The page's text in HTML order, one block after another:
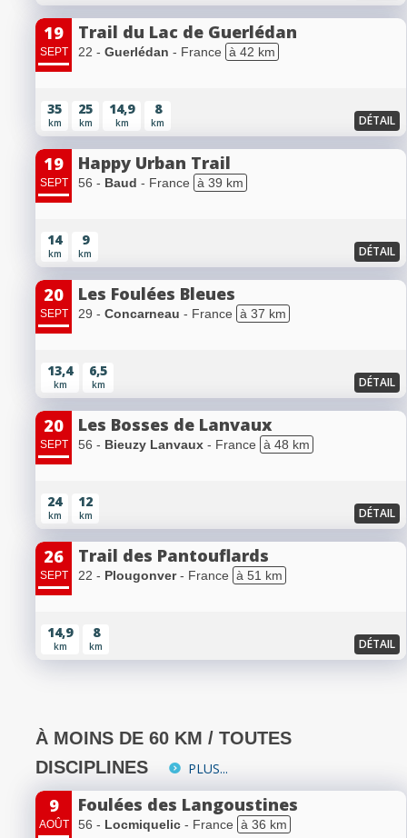
19
SEPT
Trail du Lac de Guerlédan
22 - Guerlédan - France à 42 km
35
km
25
km
14,9
km
8
km DÉTAIL
19
SEPT
Happy Urban Trail
56 - Baud - France à 39 km
14
km
9
km DÉTAIL
20
SEPT
Les Foulées Bleues
29 - Concarneau - France à 37 km
13,4
km
6,5
km DÉTAIL
20
SEPT
Les Bosses de Lanvaux
56 - Bieuzy Lanvaux - France à 48 km
24
km
12
km DÉTAIL
26
SEPT
Trail des Pantouflards
22 - Plougonver- France à 51 km
14,9
km
8
km DÉTAIL
À MOINS DE 60 KM / TOUTES
DISCIPLINES
PLUS...
9
AOÛT
Foulées des Langoustines
56 - Locmiquelic - France à 36 km